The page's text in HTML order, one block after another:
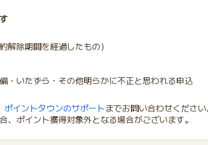
解除期間を経過したもの）
・いたずら・その他明らかに不正と思われる申込
ポイントタウンのサポートまでお問い合わせください
、ポイント獲得対象外となる場合がございます。